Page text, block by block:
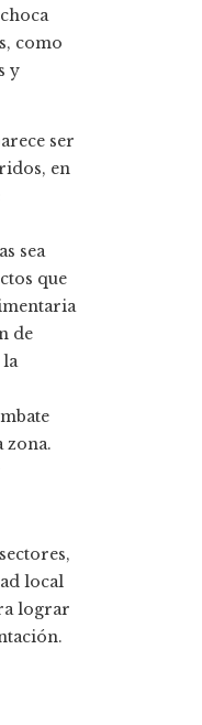
como
y
ser
en
sea
que
de
la
zona.
local
lograr